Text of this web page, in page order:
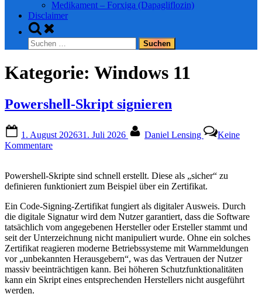
Medikament – Forxiga (Dapagliflozin)
Disclaimer
Toggle
search
form
Suchen
nach:
Kategorie: Windows 11
Powershell-Skript signieren
on
1. August 202631. Juli 2026 Daniel Lensing
Keine
Kommentarezu
signieren
Powershell-Skripte sind schnell erstellt. Diese als „sicher“ zu
definieren funktioniert zum Beispiel über ein Zertifikat.
Ein Code-Signing-Zertifikat fungiert als digitaler Ausweis. Durch
die digitale Signatur wird dem Nutzer garantiert, dass die Software
tatsächlich vom angegebenen Hersteller oder Ersteller stammt und
seit der Unterzeichnung nicht manipuliert wurde. Ohne ein solches
Zertifikat reagieren moderne Betriebssysteme mit Warnmeldungen
vor „unbekannten Herausgebern“, was das Vertrauen der Nutzer
massiv beeinträchtigen kann. Bei höheren Schutzfunktionalitäten
kann ein Skript eines entsprechenden Herstellers nicht ausgeführt
werden.